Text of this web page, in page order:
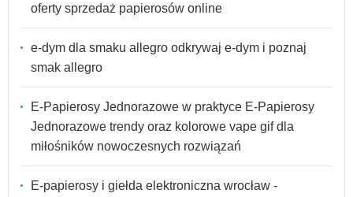
oferty sprzedaż papierosów online
e-dym dla smaku allegro odkrywaj e-dym i poznaj
smak allegro
E-Papierosy Jednorazowe w praktyce E-Papierosy
Jednorazowe trendy oraz kolorowe vape gif dla
miłośników nowoczesnych rozwiązań
E-papierosy i giełda elektroniczna wrocław -